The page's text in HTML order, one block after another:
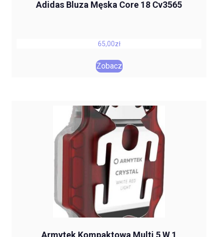
Adidas Bluza Męska Core 18 Cv3565
65,00zł
Zobacz
Armytek Kompaktowa Multi 5 W 1